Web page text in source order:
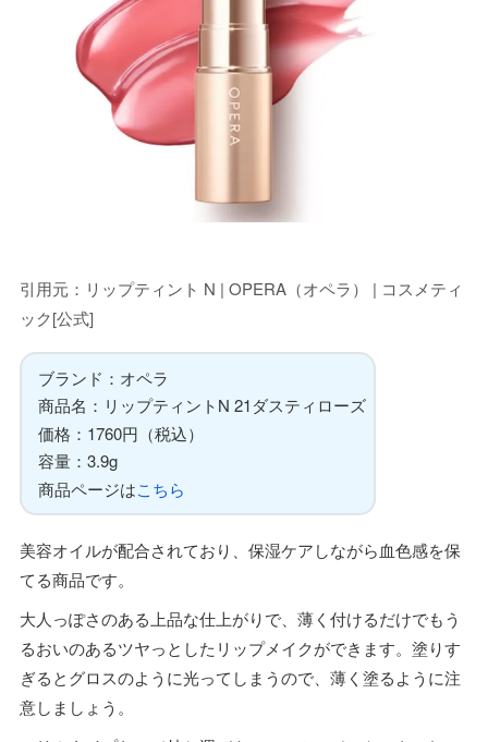
引用元：リップティント N | OPERA（オペラ） | コスメティ
ック[公式]
ブランド：オペラ
商品名：リップティントN 21ダスティローズ
価格：1760円（税込）
容量：3.9g
商品ページはこちら
美容オイルが配合されており、保湿ケアしながら血色感を保
てる商品です。
大人っぽさのある上品な仕上がりで、薄く付けるだけでもう
るおいのあるツヤっとしたリップメイクができます。塗りす
ぎるとグロスのように光ってしまうので、薄く塗るように注
意しましょう。